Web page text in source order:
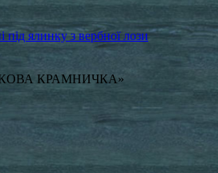
ялинку з вербної лози
КРАМНИЧКА»